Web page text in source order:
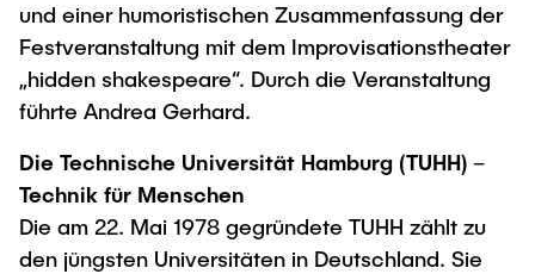
und einer humoristischen Zusammenfassung der
Festveranstaltung mit dem Improvisationstheater
„hidden shakespeare“. Durch die Veranstaltung
führte Andrea Gerhard.
Die Technische Universität Hamburg (TUHH) –
Technik für Menschen
Die am 22. Mai 1978 gegründete TUHH zählt zu
den jüngsten Universitäten in Deutschland. Sie